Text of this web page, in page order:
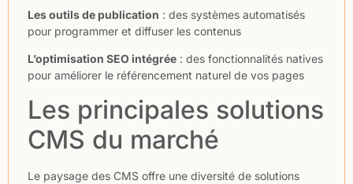
Les outils de publication : des systèmes automatisés
pour programmer et diffuser les contenus
L’optimisation SEO intégrée : des fonctionnalités natives
pour améliorer le référencement naturel de vos pages
Les principales solutions
CMS du marché
Le paysage des CMS offre une diversité de solutions